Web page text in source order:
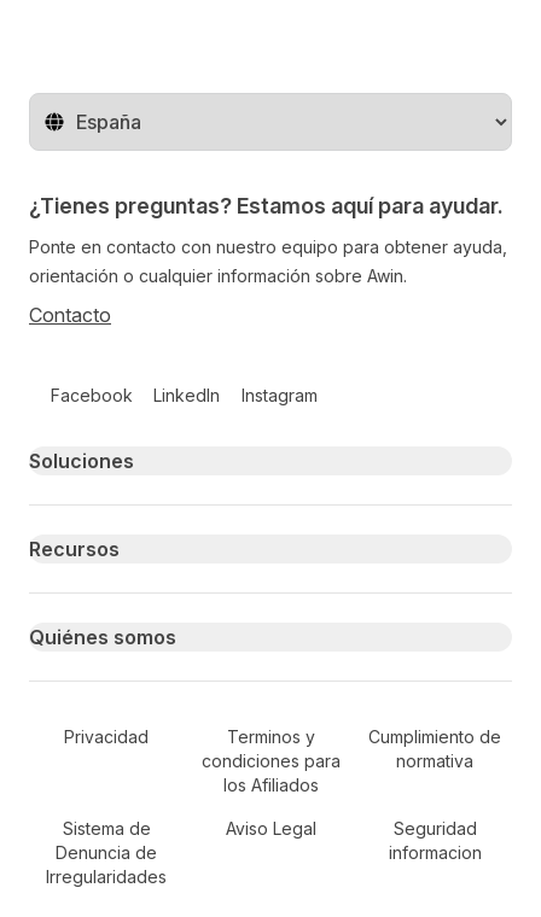
Cambiar de región
¿Tienes preguntas? Estamos aquí para ayudar.
Ponte en contacto con nuestro equipo para obtener ayuda,
orientación o cualquier información sobre Awin.
Contacto
Facebook LinkedIn Instagram
Primary footer navigation
Soluciones
Recursos
Quiénes somos
Secondary Footer Navigation
Privacidad
Terminos y
condiciones para
los Afiliados
Cumplimiento de
normativa
Sistema de
Denuncia de
Irregularidades
Aviso Legal
Seguridad
informacion